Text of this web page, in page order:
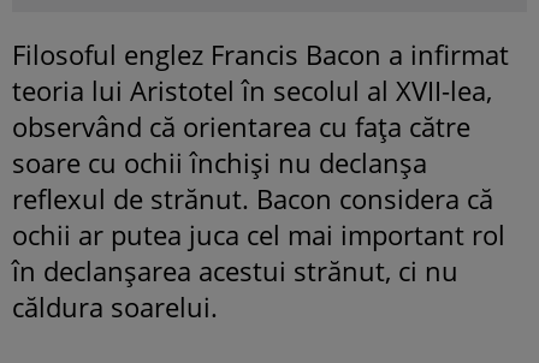
Filosoful englez Francis Bacon a infirmat
teoria lui Aristotel în secolul al XVII-lea,
observând că orientarea cu fața către
soare cu ochii închiși nu declanșa
reflexul de strănut. Bacon considera că
ochii ar putea juca cel mai important rol
în declanșarea acestui strănut, ci nu
căldura soarelui.